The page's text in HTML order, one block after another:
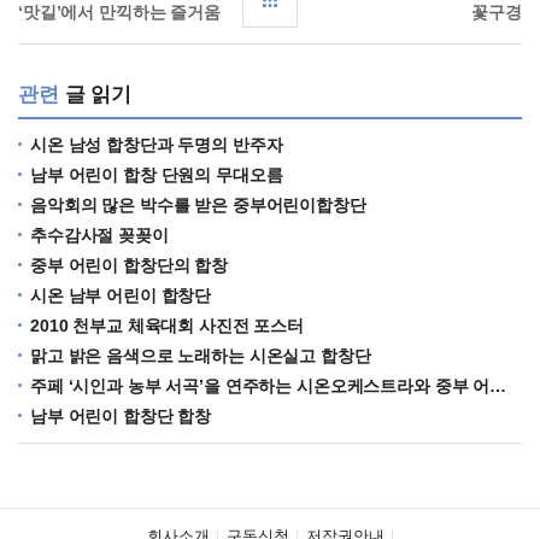
‘맛길’에서 만끽하는 즐거움 꽃구경
관련 글 읽기
시온 남성 합창단과 두명의 반주자
남부 어린이 합창 단원의 무대오름
음악회의 많은 박수를 받은 중부어린이합창단
추수감사절 꽂꽂이
중부 어린이 합창단의 합창
시온 남부 어린이 합창단
2010 천부교 체육대회 사진전 포스터
맑고 밝은 음색으로 노래하는 시온실고 합창단
주페 ‘시인과 농부 서곡’을 연주하는 시온오케스트라와 중부 어린이 합창단
남부 어린이 합창단 합창